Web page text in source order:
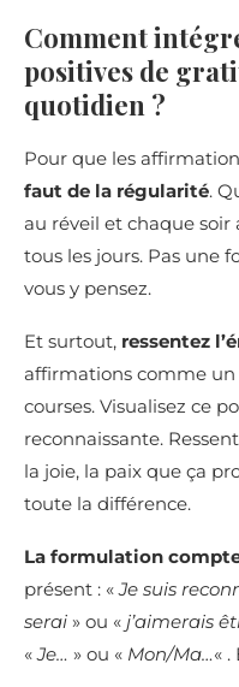
Comment
positives de
quotidien ?
Pour que les
faut de la régularité.
au réveil et chaque
tous les jours. Pas une
vous y pensez.
Et surtout, ressentez
affirmations comme
courses. Visualisez ce
reconnaissante.
la joie, la paix que ça
toute la différence.
La formulation
présent : «Je suis
serai » ou « j’aimerais
«Je… » ou « Mon/Ma…«